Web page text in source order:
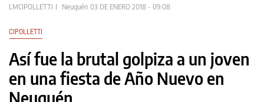
LMCIPOLLETTI Neuquén 03 DE ENERO 2018 - 09:08
CIPOLLETTI
Así fue la brutal golpiza a un joven
en una fiesta de Año Nuevo en
Neuquén